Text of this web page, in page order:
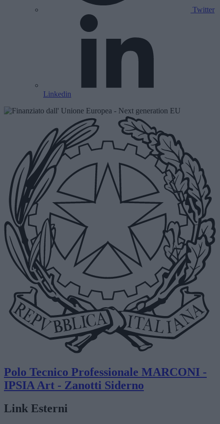
Twitter
Linkedin
Polo Tecnico Professionale MARCONI -
IPSIA Art - Zanotti Siderno
Link Esterni